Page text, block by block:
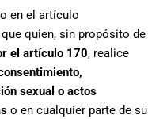
en el artículo
quien, sin propósito de
el artículo 170, realice
sexual o actos
o en cualquier parte de su